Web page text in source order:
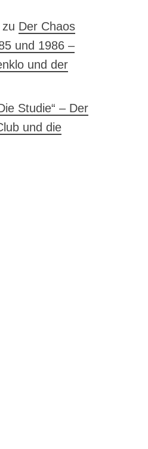
zu Der Chaos
und 1986 –
und der
Studie“ – Der
und die